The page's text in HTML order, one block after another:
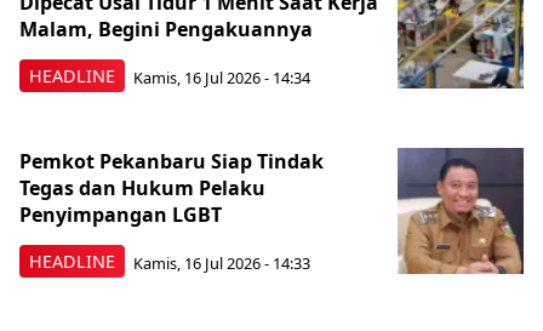
HEADLINE
Malam, Begini Pengakuannya
Kamis, 16 Jul 2026 - 14:34
HEADLINE
Pemkot Pekanbaru Siap Tindak
Tegas dan Hukum Pelaku
Penyimpangan LGBT
Kamis, 16 Jul 2026 - 14:33